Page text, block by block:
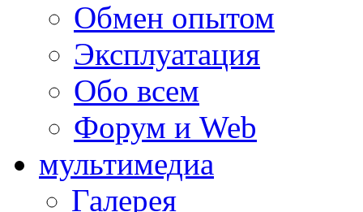
Обмен опытом
Эксплуатация
Обо всем
Форум и Web
мультимедиа
Галерея